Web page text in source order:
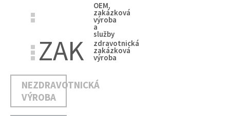
OEM,
zakázková
výroba
a
služby
ZAK zdravotnická
zakázková
výroba
NEZDRAVOTNICKÁ
VÝROBA